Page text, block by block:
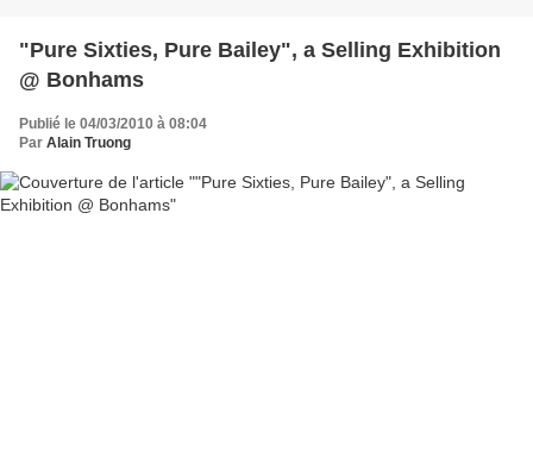
"Pure Sixties, Pure Bailey", a Selling Exhibition
@ Bonhams
Publié le 04/03/2010 à 08:04
Par Alain Truong